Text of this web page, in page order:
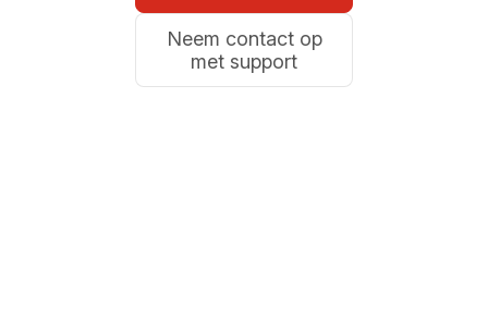
Neem contact op
met support